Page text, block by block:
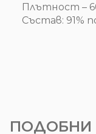
Плътност –
Състав: 91%
ПОДОБНИ